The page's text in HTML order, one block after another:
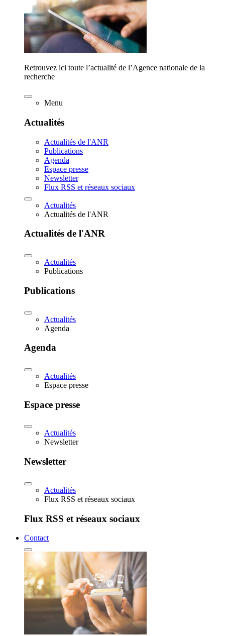
Retrouvez ici toute l’actualité de l’Agence nationale de la
recherche
Menu
Actualités
Actualités de l'ANR
Publications
Agenda
Espace presse
Newsletter
Flux RSS et réseaux sociaux
Actualités
Actualités de l'ANR
Actualités de l'ANR
Actualités
Publications
Publications
Actualités
Agenda
Agenda
Actualités
Espace presse
Espace presse
Actualités
Newsletter
Newsletter
Actualités
Flux RSS et réseaux sociaux
Flux RSS et réseaux sociaux
Contact